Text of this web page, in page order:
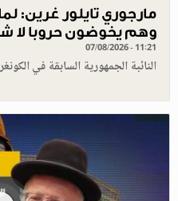
مارجوري تايلور غرين:
وهم يخوضون حروبا لا
07/08/2026 - 11:21
النائبة الجمهورية السابقة في